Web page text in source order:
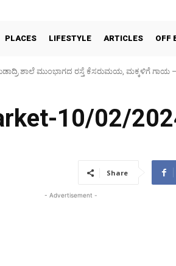
PLACES LIFESTYLE ARTICLES OFF
ಶಾಲೆ ಮುಂಭಾಗದ ರಸ್ತೆ ಕೆಸರುಮಯ, ಮಕ್ಕಳಿಗೆ ಗಾಯ –
Cocoon Market-06/08/2026
10/02/
Share
- Advertisement -